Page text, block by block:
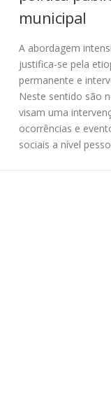
municipal
A abordagem
justifica-se pela
permanente e
Neste sentido são
visam uma
ocorrências e
sociais a nível